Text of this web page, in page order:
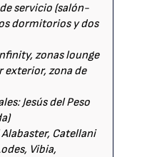
servicio (salón-
dormitorios y dos
zonas lounge
zona de
Jesús del Peso
Catellani
Vibia,